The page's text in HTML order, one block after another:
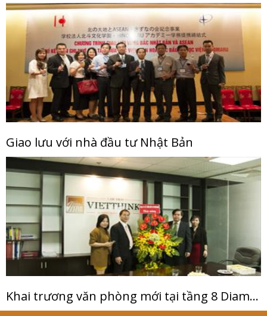
Giao lưu với nhà đầu tư Nhật Bản
Khai trương văn phòng mới tại tầng 8 Diamond Flower Tower